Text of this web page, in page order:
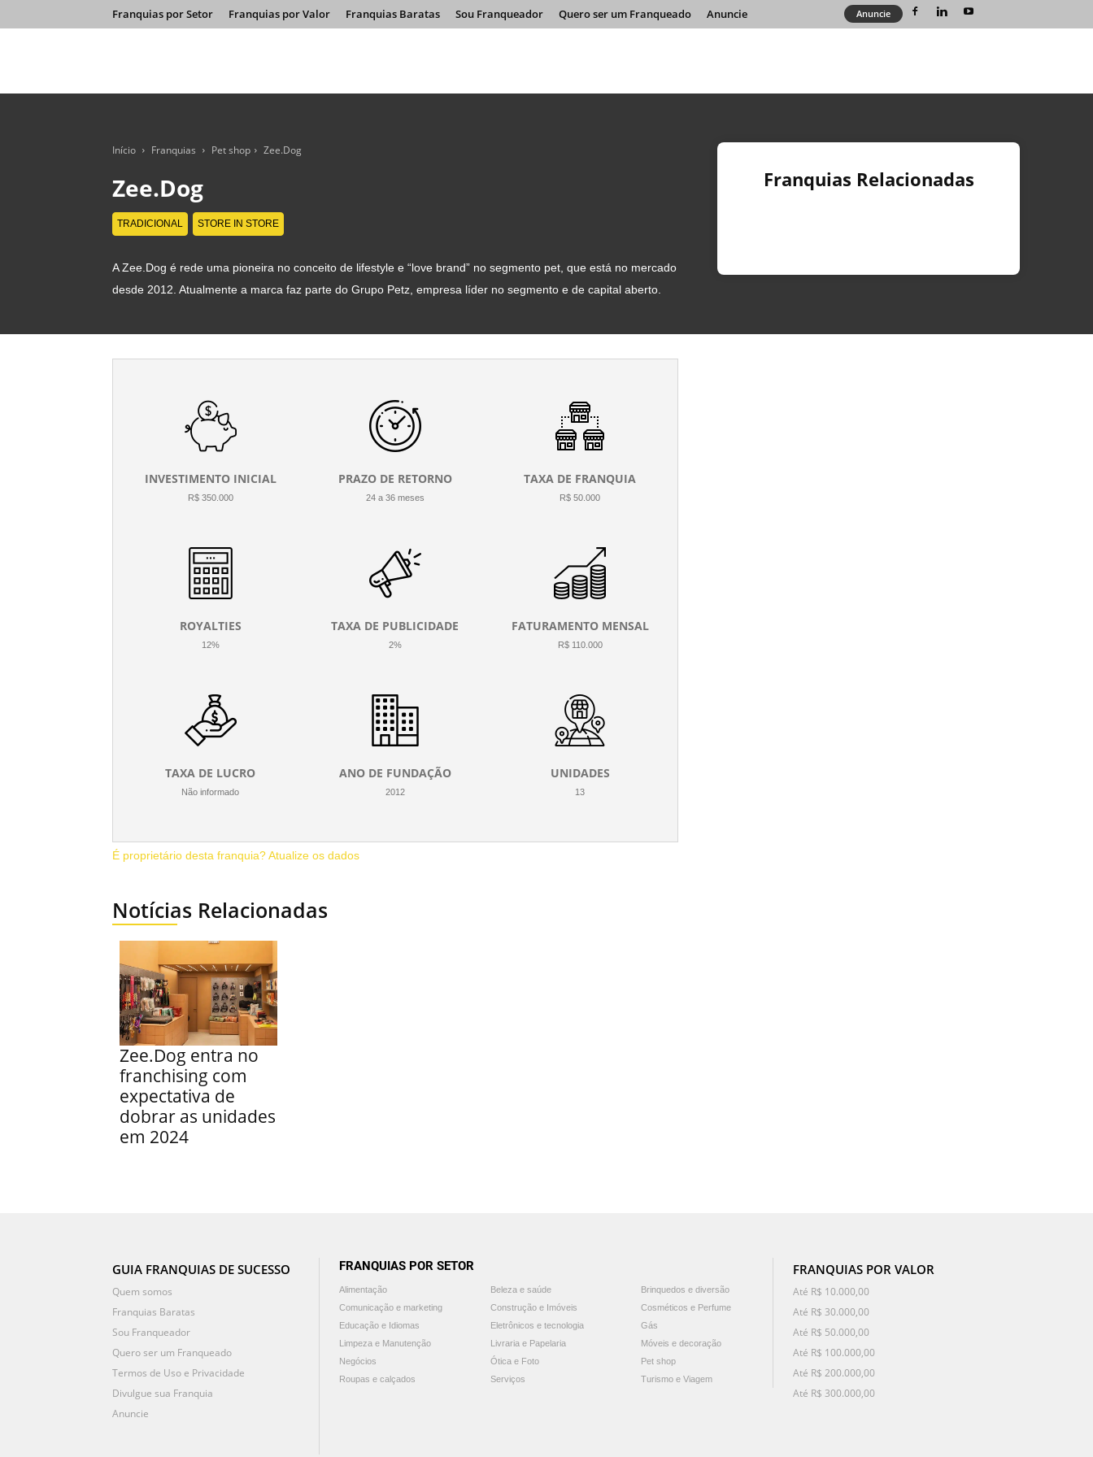
Franquias por Setor Franquias por Valor Franquias Baratas Sou Franqueador Quero ser um Franqueado Anuncie Anuncie
Início Franquias Pet shop Zee.Dog
Zee.Dog
TRADICIONAL STORE IN STORE
A Zee.Dog é rede uma pioneira no conceito de lifestyle e “love brand” no segmento pet, que está no mercado
desde 2012. Atualmente a marca faz parte do Grupo Petz, empresa líder no segmento e de capital aberto.
Franquias Relacionadas
INVESTIMENTO INICIAL
R$ 350.000
PRAZO DE RETORNO
24 a 36 meses
TAXA DE FRANQUIA
R$ 50.000
ROYALTIES
12%
TAXA DE PUBLICIDADE
2%
FATURAMENTO MENSAL
R$ 110.000
TAXA DE LUCRO
Não informado
ANO DE FUNDAÇÃO
2012
UNIDADES
13
É proprietário desta franquia? Atualize os dados
Notícias Relacionadas
Zee.Dog entra no
franchising com
expectativa de
dobrar as unidades
em 2024
GUIA FRANQUIAS DE SUCESSO
Quem somos
Franquias Baratas
Sou Franqueador
Quero ser um Franqueado
Termos de Uso e Privacidade
Divulgue sua Franquia
Anuncie
FRANQUIAS POR SETOR
Alimentação Beleza e saúde
Brinquedos e diversão
Comunicação e marketing
Construção e Imóveis
Cosméticos e Perfume
Educação e Idiomas
Eletrônicos e tecnologia
Gás
Limpeza e Manutenção
Livraria e Papelaria
Móveis e decoração
Negócios
Ótica e Foto
Pet shop
Roupas e calçados
Serviços Turismo e Viagem
FRANQUIAS POR VALOR
Até R$ 10.000,00
Até R$ 30.000,00
Até R$ 50.000,00
Até R$ 100.000,00
Até R$ 200.000,00
Até R$ 300.000,00